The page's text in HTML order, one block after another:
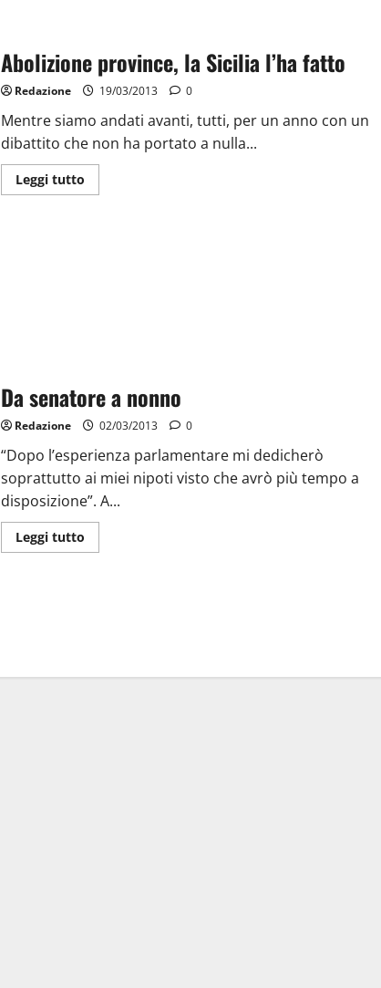
Abolizione province, la Sicilia l’ha fatto
Redazione 19/03/2013 0
Mentre siamo andati avanti, tutti, per un anno con un
dibattito che non ha portato a nulla...
Leggi tutto
Da senatore a nonno
Redazione 02/03/2013 0
“Dopo l’esperienza parlamentare mi dedicherò
soprattutto ai miei nipoti visto che avrò più tempo a
disposizione”. A...
Leggi tutto